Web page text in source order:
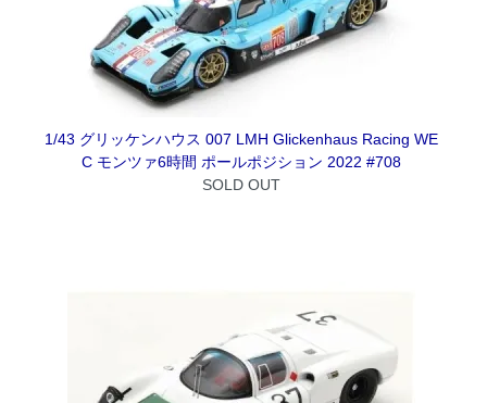
1/43 グリッケンハウス 007 LMH Glickenhaus Racing WE
C モンツァ6時間 ポールポジション 2022 #708
SOLD OUT